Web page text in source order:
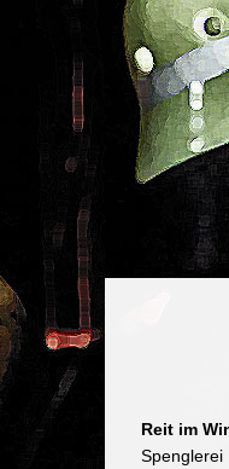
Reit im
Spenglerei